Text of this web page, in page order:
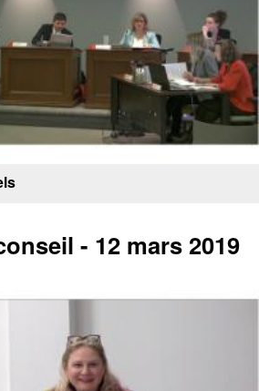
- 12 mars 2019